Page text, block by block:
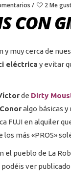
2 Me
CON
y muy cerca de
eléctrica y evitar
de Dirty
Conoralgo básicas
FUJI en alquiler
los más «PROS»
el pueblo de La
ver